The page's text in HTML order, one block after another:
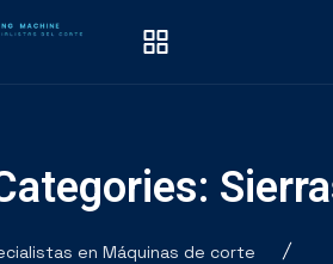
en Máquinas de corte